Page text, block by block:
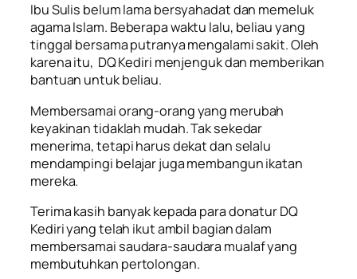
Ibu Sulis belum lama bersyahadat dan memeluk
agama Islam. Beberapa waktu lalu, beliau yang
tinggal bersama putranya mengalami sakit. Oleh
karena itu, DQ Kediri menjenguk dan memberikan
bantuan untuk beliau.
Membersamai orang-orang yang merubah
keyakinan tidaklah mudah. Tak sekedar
menerima, tetapi harus dekat dan selalu
mendampingi belajar juga membangun ikatan
mereka.
Terima kasih banyak kepada para donatur DQ
Kediri yang telah ikut ambil bagian dalam
membersamai saudara-saudara mualaf yang
membutuhkan pertolongan.